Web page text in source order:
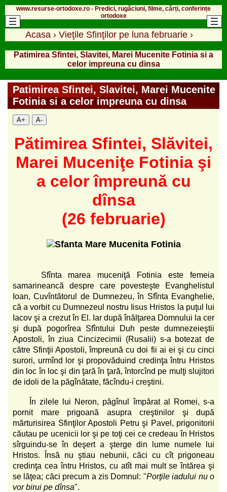
www.resurse-ortodoxe.ro - Predici, rugăciuni, filme, cărți, conferințe
ortodoxe
Acasa › Vieţile Sfinţilor pe luna februarie ›
Patimirea Sfintei, Slavitei, Marei Mucenite Fotinia si a
celor impreuna cu dinsa
Patimirea Sfintei, Slavitei, Marei Mucenite
Fotinia si a celor impreuna cu dinsa
A+ A-
Pătimirea Sfintei, Slăvitei,
Marei Muceniţe Fotinia şi
a celor împreună cu
dînsa
(26 februarie)
Sfînta marea muceniţă Fotinia este femeia
samarineancă despre care povesteşte Evanghelistul
Ioan, Cuvîntătorul de Dumnezeu, în Sfînta Evanghelie,
că a vorbit cu Dumnezeul nostru Iisus Hristos la puţul lui
Iacov şi a crezut în El. Iar după înălţarea Domnului la cer
şi după pogorîrea Sfîntului Duh peste dumnezeieştii
Apostoli, în ziua Cincizecimii (Rusalii) s-a botezat de
către Sfinţii Apostoli, împreună cu doi fii ai ei şi cu cinci
surori, urmînd lor şi propovăduind credinţa întru Hristos
din loc în loc şi din ţară în ţară, întorcînd pe mulţi slujitori
de idoli de la păgînătate, făcîndu-i creştini.
În zilele lui Neron, păgînul împărat al Romei, s-a
pornit mare prigoană asupra creştinilor şi după
mărturisirea Sfinţilor Apostoli Petru şi Pavel, prigonitorii
căutau pe ucenicii lor şi pe toţi cei ce credeau în Hristos
sîrguindu-se în deşert a şterge din lume numele lui
Hristos. Însă nu ştiau nebunii, căci cu cît prigoneau
credinţa cea întru Hristos, cu atît mai mult se întărea şi
se lăţea; căci precum a zis Domnul: "Porţile iadului nu o
vor birui pe dînsa".